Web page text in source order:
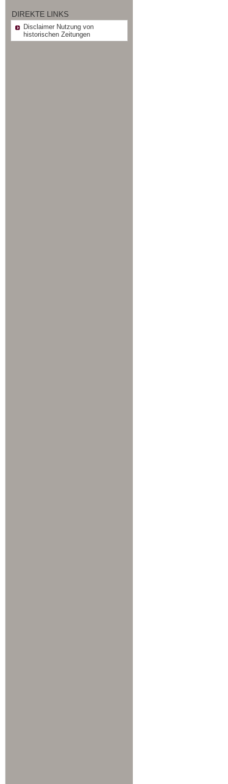
DIREKTE LINKS
Disclaimer Nutzung von
historischen Zeitungen